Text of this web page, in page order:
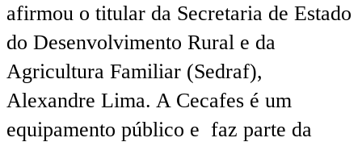
afirmou o titular da Secretaria de Estado
do Desenvolvimento Rural e da
Agricultura Familiar (Sedraf),
Alexandre Lima. A Cecafes é um
equipamento público e faz parte da